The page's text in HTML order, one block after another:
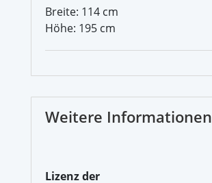
Breite: 114 cm
Höhe: 195 cm
Weitere Informationen
Lizenz der